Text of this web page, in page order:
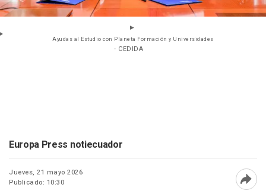
Ayudas al Estudio con Planeta Formación y Universidades
- CEDIDA
Europa Press notiecuador
Jueves, 21 mayo 2026
Publicado: 10:30